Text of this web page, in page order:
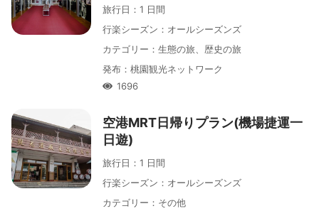
旅行日 ： 1 日間
行楽シーズン ： オールシーズンズ
カテゴリー ： 生態の旅、歴史の旅
発布 ： 桃園観光ネットワーク
人氣1696
空港MRT日帰りプラン(機場捷運一
日遊)
旅行日 ： 1 日間
行楽シーズン ： オールシーズンズ
カテゴリー ： その他